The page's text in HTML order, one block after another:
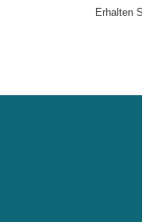
BATP1
Comics
Erhalten